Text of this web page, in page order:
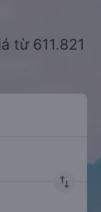
từ 611.821
import_export